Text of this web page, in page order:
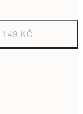
149 KČ